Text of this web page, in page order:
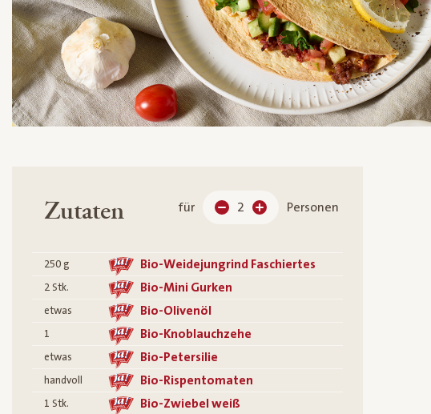
Zutaten für 2 Personen
250 g Bio-Weidejungrind Faschiertes
2 Stk. Bio-Mini Gurken
etwas Bio-Olivenöl
1 Bio-Knoblauchzehe
etwas Bio-Petersilie
handvoll Bio-Rispentomaten
1 Stk. Bio-Zwiebel weiß